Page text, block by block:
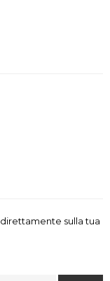
sulla tua